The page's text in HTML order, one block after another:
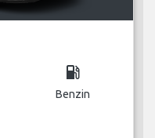
local_gas_station
Benzin